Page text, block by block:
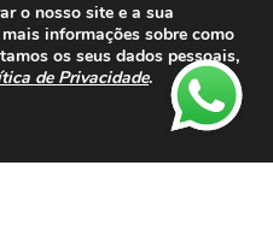
o nosso site e a sua
informações sobre como
os seus dados pessoais,
de Privacidade.